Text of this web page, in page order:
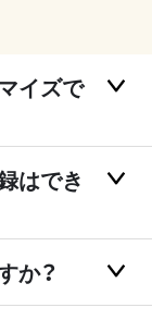
イズで
はでき
か？